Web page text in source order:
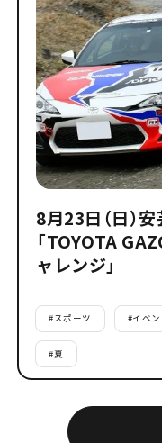
8月23日（日）
「TOYOTA
ャレンジ」
#スポーツ #イベン
#夏